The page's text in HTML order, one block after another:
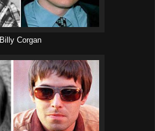
Billy Corgan